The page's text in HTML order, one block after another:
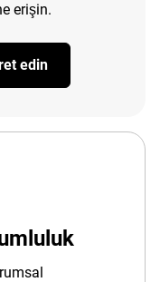
erişin.
edin